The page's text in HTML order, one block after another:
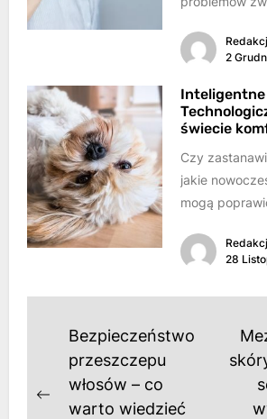
jak ból
2
świecie
Czy
jakie
mogą
nowatorskie
zapewniania
28
Nawigacja
wpisu
Previous
Bezpieczeństwo
przeszczepu
włosów – co
warto wiedzieć